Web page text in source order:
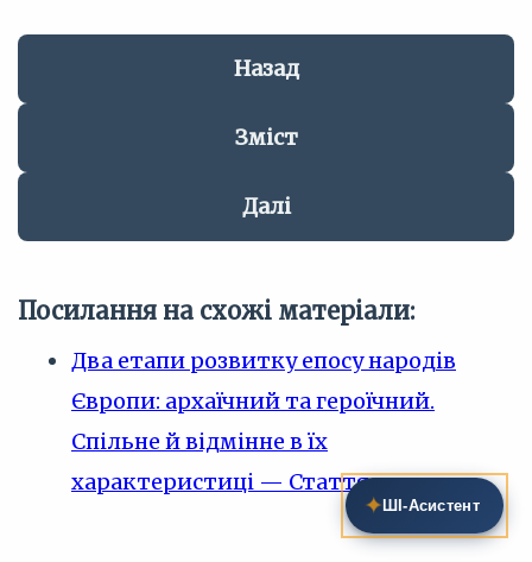
Назад
Зміст
Далі
Посилання на схожі матеріали:
Два етапи розвитку епосу народів
Європи: архаїчний та героїчний.
Спільне й відмінне в їх
характеристиці — Стаття
✦ ШІ‑Асистент